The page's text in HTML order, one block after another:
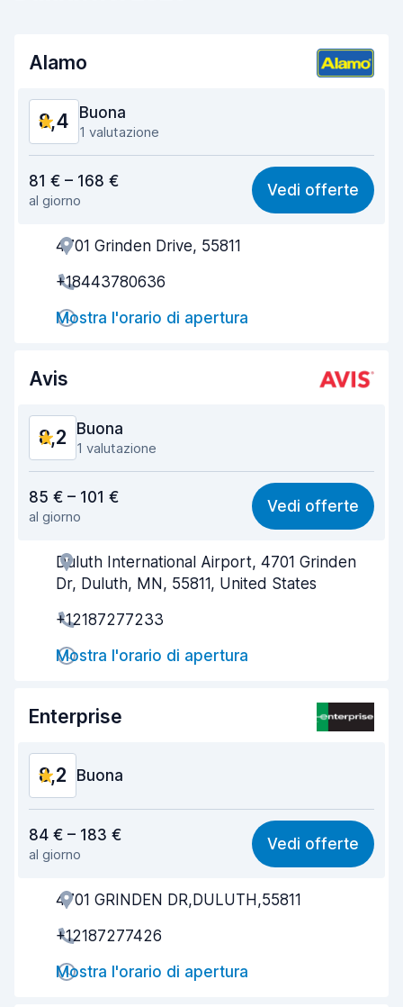
Alamo
8,4 Buona
1 valutazione
8,5
Facile da trovare 8,2
Gentilezza degli agenti
Rapidità del ritiro
Rapidità della riconsegna
81 € – 168 €
al giorno
Vedi offerte
4701 Grinden Drive, 55811
+18443780636
Mostra l'orario di apertura
Avis
8,2 Buona
1 valutazione
8,3
Facile da trovare 8,2
Gentilezza degli agenti
Condizioni dell'auto 8,4
85 € – 101 €
al giorno
Vedi offerte
Duluth International Airport, 4701 Grinden
Dr, Duluth, MN, 55811, United States
+12187277233
Mostra l'orario di apertura
Enterprise
8,2 Buona
8,1
Facile da trovare 8,2
Gentilezza degli agenti
Rapidità del ritiro
Rapidità della riconsegna
84 € – 183 €
al giorno
Vedi offerte
4701 GRINDEN DR,DULUTH,55811
+12187277426
Mostra l'orario di apertura